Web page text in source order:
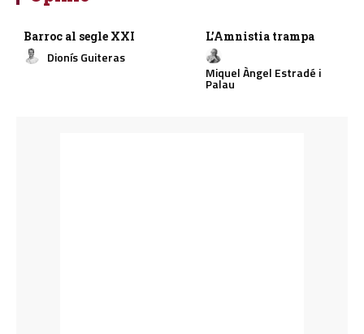
Barroc al segle XXI
Dionís Guiteras
L’Amnistia trampa
Miquel Àngel Estradé i
Palau